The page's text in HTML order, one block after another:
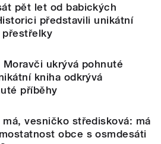
pět let od babických
představili unikátní
přestřelky
Moravči ukrývá pohnuté
kniha odkrývá
příběhy
má, vesničko středisková: má
obce s osmdesáti